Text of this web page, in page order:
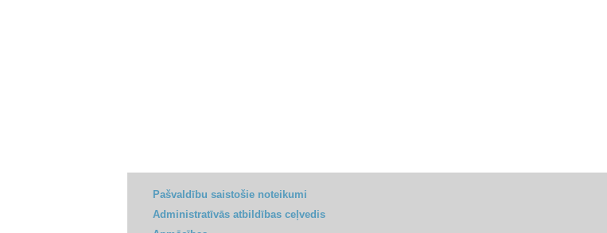
Pašvaldību saistošie noteikumi
Administratīvās atbildības ceļvedis